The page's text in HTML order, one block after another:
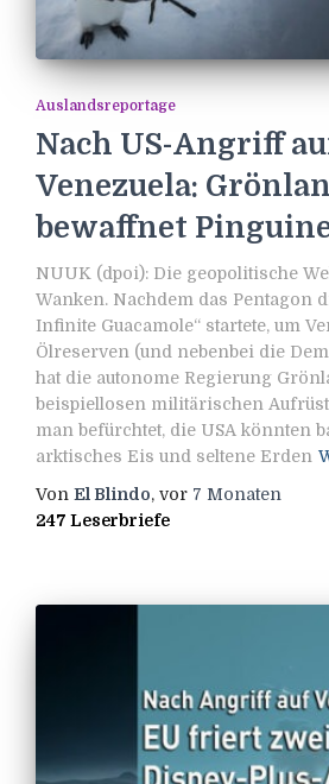
Auslandsreportage
Nach US-Angriff
Venezuela:
bewaffnet
NUUK (dpoi): Die geopolitische
Wanken. Nachdem das Pentagon
Infinite Guacamole“ startete, um
Ölreserven (und nebenbei die
hat die autonome Regierung
beispiellosen militärischen
man befürchtet, die USA könnten
arktisches Eis und seltene Erden
Von El Blindo, vor 7 Monaten
247 Leserbriefe